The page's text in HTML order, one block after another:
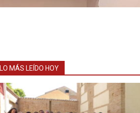
LO MÁS LEÍDO HOY